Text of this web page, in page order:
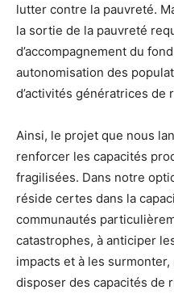
lutter contre la pauvreté.
la sortie de la pauvreté
d’accompagnement du
autonomisation des
d’activités génératrices de
Ainsi, le projet que nous
renforcer les capacités
fragilisées. Dans notre
réside certes dans la
communautés
catastrophes, à anticiper
impacts et à les
disposer des capacités de